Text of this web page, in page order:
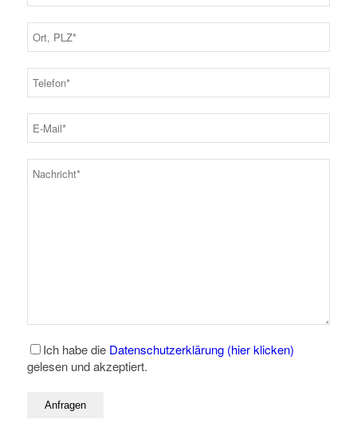
Ich habe die Datenschutzerklärung (hier klicken)
gelesen und akzeptiert.